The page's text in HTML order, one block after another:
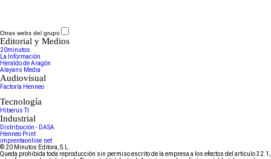
Otras webs del grupo
Editorial y Medios
20minutos
La Información
Heraldo de Aragón
Alayans Media
Audiovisual
Factoría Henneo
Tecnología
Hiberus TI
Industrial
Distribución - DASA
Henneo Print
imprentaonline.net
© 20 Minutos Editora, S.L.
Queda prohibida toda reproducción sin permiso escrito de la empresa a los efectos del artículo 32.1,